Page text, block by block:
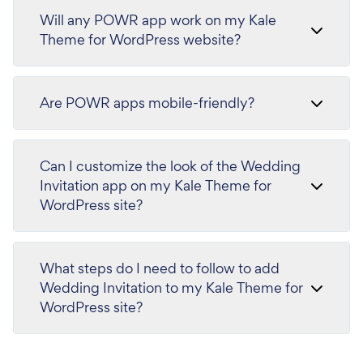
Will any POWR app work on my Kale
Theme for WordPress website?
Are POWR apps mobile-friendly?
Can I customize the look of the Wedding
Invitation app on my Kale Theme for
WordPress site?
What steps do I need to follow to add
Wedding Invitation to my Kale Theme for
WordPress site?